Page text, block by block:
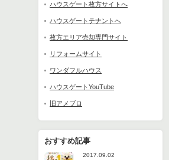
ハウスゲート枚方サイトへ
ハウスゲートテナントへ
枚方エリア売却専門サイト
リフォームサイト
ワンダフルハウス
ハウスゲートYouTube
旧アメブロ
おすすめ記事
2017.09.02